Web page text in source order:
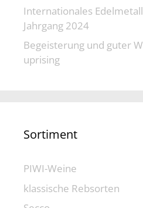
Internationales
Jahrgang 2024
Begeisterung und guter
uprising
Sortiment
PIWI-Weine
klassische Rebsorten